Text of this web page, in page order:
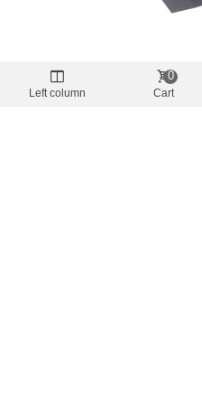
Left column Cart
0